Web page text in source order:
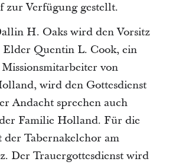
zur Verfügung gestellt.
H. Oaks wird den Vorsitz
Quentin L. Cook, ein
von
wird den Gottesdienst
Andacht sprechen auch
Familie Holland. Für die
der Tabernakelchor am
Der Trauergottesdienst wird